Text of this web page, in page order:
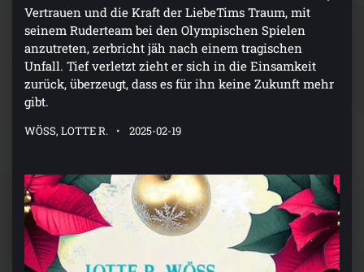
Vertrauen und die Kraft der LiebeTims Traum, mit
seinem Ruderteam bei den Olympischen Spielen
anzutreten, zerbricht jäh nach einem tragischen
Unfall. Tief verletzt zieht er sich in die Einsamkeit
zurück, überzeugt, dass es für ihn keine Zukunft mehr
gibt.
WÖSS, LOTTE R. 2025-02-19